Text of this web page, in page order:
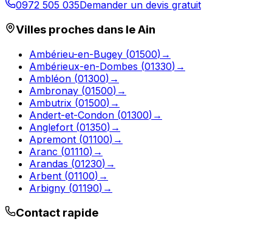
0972 505 035Demander un devis gratuit
Villes proches dans leAin
Ambérieu-en-Bugey (01500) →
Ambérieux-en-Dombes (01330) →
Ambléon (01300) →
Ambronay (01500) →
Ambutrix (01500) →
Andert-et-Condon (01300) →
Anglefort (01350) →
Apremont (01100) →
Aranc (01110) →
Arandas (01230) →
Arbent (01100) →
Arbigny (01190) →
Contact rapide